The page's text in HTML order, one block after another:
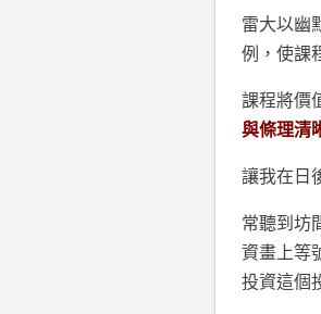
雷大以幽
例，使課
課程將價
與條理清
讓我在日
常聽到坊
資畫上等
投資這個